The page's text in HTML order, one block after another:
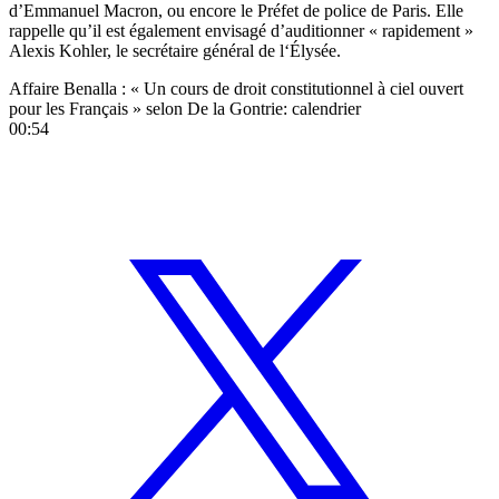
d’Emmanuel Macron, ou encore le Préfet de police de Paris. Elle
rappelle qu’il est également envisagé d’auditionner « rapidement »
Alexis Kohler, le secrétaire général de l‘Élysée.
Affaire Benalla : « Un cours de droit constitutionnel à ciel ouvert
pour les Français » selon De la Gontrie: calendrier
00:54